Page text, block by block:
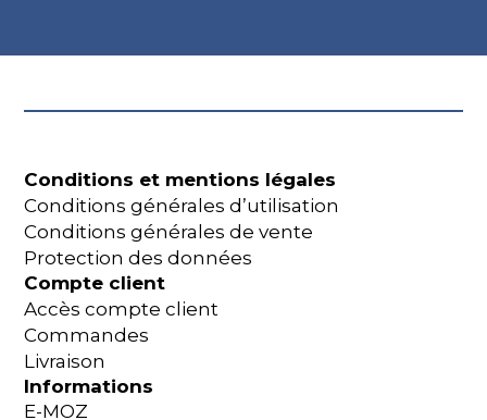
Conditions et mentions légales
Conditions générales d’utilisation
Conditions générales de vente
Protection des données
Compte client
Accès compte client
Commandes
Livraison
Informations
E-MOZ